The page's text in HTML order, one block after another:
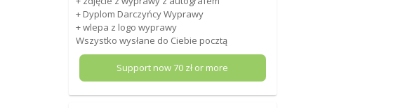
+ Dyplom Darczyńcy Wyprawy
+ wlepa z logo wyprawy
Wszystko wysłane do Ciebie pocztą
Support now70 zł or more